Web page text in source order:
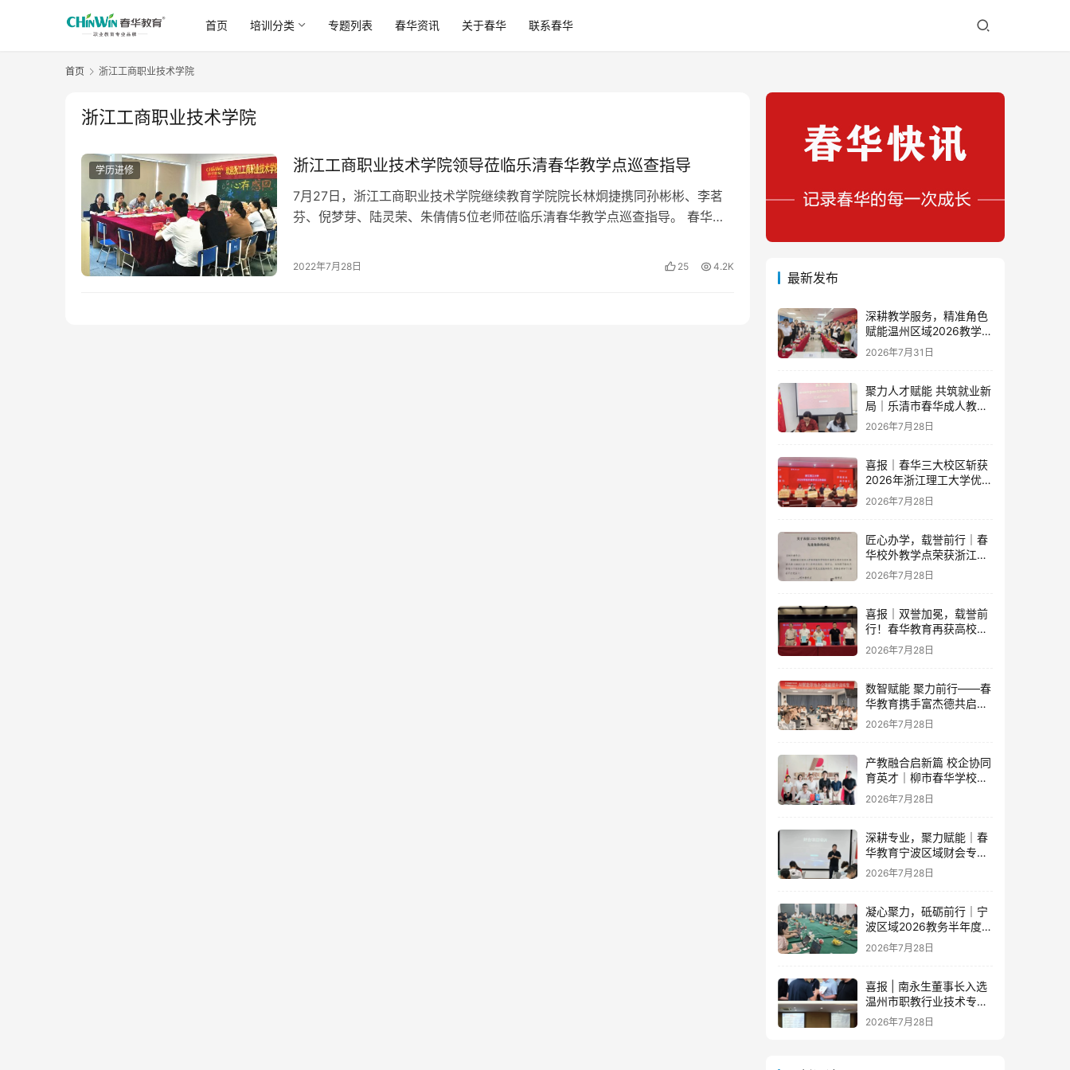
首页 培训分类 专题列表 春华资讯 关于春华 联系春华
首页 浙江工商职业技术学院
浙江工商职业技术学院
学历进修 浙江工商职业技术学院领导莅临乐清春华教学点巡查指导
7月27日，浙江工商职业技术学院继续教育学院院长林炯捷携同孙彬彬、李茗
芬、倪梦芽、陆灵荣、朱倩倩5位老师莅临乐清春华教学点巡查指导。 春华教
2022年7月28日 25 4.2K
最新发布
深耕教学服务，精准角色
赋能温州区域2026教学团
队半年度工作会议顺利召
2026年7月31日
聚力人才赋能 共筑就业新
局｜乐清市春华成人教育
学校与省级示范零工市场
2026年7月28日
喜报｜春华三大校区斩获
2026年浙江理工大学优秀
教学点荣誉
2026年7月28日
匠心办学，载誉前行｜春
华校外教学点荣获浙江财
经大学2025年度多项荣誉
2026年7月28日
喜报｜双誉加冕，载誉前
行！春华教育再获高校官
方重磅认可
2026年7月28日
数智赋能 聚力前行——春
华教育携手富杰德共启AI
办公内训新篇章
2026年7月28日
产教融合启新篇 校企协同
育英才｜柳市春华学校与
人民电器集团成功签订战
略合作协议
2026年7月28日
深耕专业，聚力赋能｜春
华教育宁波区域财会专项
落地培训即将开启！
2026年7月28日
凝心聚力，砥砺前行｜宁
波区域2026教务半年度工
作会议圆满落幕，学管团
队蓄力新征程
2026年7月28日
喜报 | 南永生董事长入选
温州市职教行业技术专家
库！
2026年7月28日